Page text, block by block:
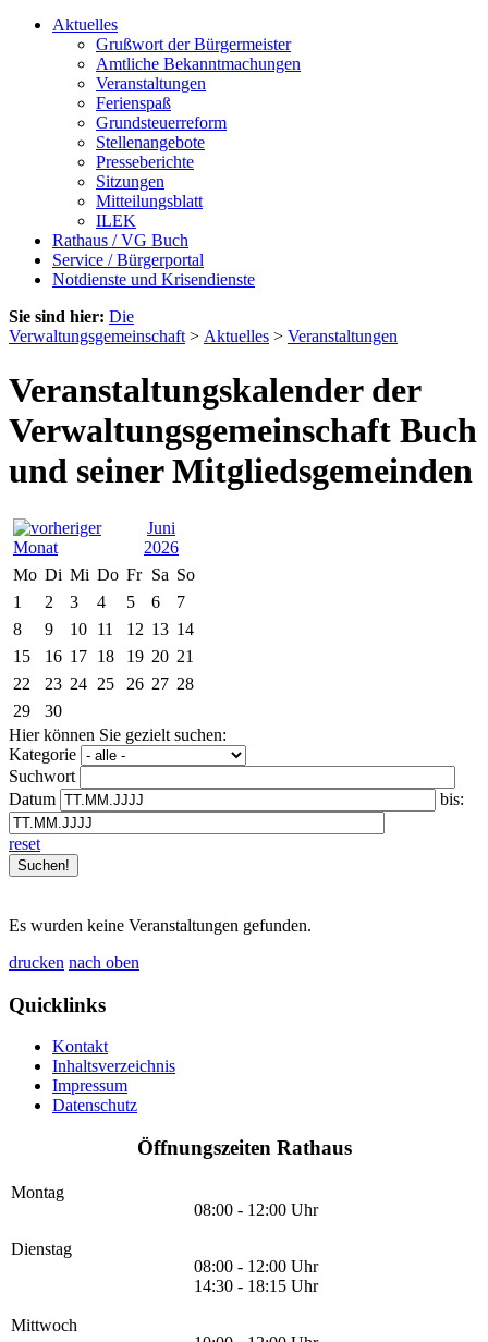
Aktuelles
Grußwort der Bürgermeister
Amtliche Bekanntmachungen
Veranstaltungen
Ferienspaß
Grundsteuerreform
Stellenangebote
Presseberichte
Sitzungen
Mitteilungsblatt
ILEK
Rathaus / VG Buch
Service / Bürgerportal
Notdienste und Krisendienste
Sie sind hier: Die
Verwaltungsgemeinschaft > Aktuelles > Veranstaltungen
Veranstaltungskalender der
Verwaltungsgemeinschaft Buch
und seiner Mitgliedsgemeinden
Juni
2026
Mo Di Mi Do Fr Sa So
1
2 3 4 5 6
7
8
9 10 11 12 13 14
15
16 17 18 19 20 21
22
23 24 25 26 27 28
29
30
Hier können Sie gezielt suchen:
Kategorie
Suchwort
Datum
bis:
reset
Es wurden keine Veranstaltungen gefunden.
drucken nach oben
Quicklinks
Kontakt
Inhaltsverzeichnis
Impressum
Datenschutz
Öffnungszeiten Rathaus
Montag
08:00 - 12:00 Uhr
Dienstag
08:00 - 12:00 Uhr
14:30 - 18:15 Uhr
Mittwoch